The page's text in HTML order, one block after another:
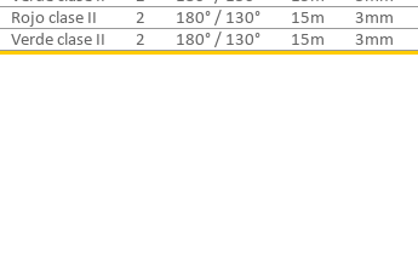
Rojo clase II 2 180° / 130° 15m 3mm
Verde clase II 2 180° / 130° 15m 3mm